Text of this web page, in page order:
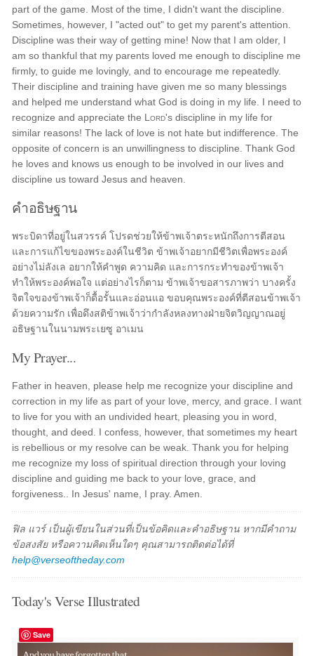
part of the game. Most of the time, I didn't want the discipline.
Sometimes, however, I "acted out" to get my parent's attention.
Discipline was their way of getting mine! Now that I am older, I
am so thankful that my parents loved me enough to discipline me
firmly, to guide me lovingly, and to encourage me repeatedly.
Their discipline and training have given me so many blessings
and helped me understand what God is doing in my life. I need to
recognize and appreciate the Lord's discipline in my life for
similar reasons! The lack of love is not hate but indifference. The
opposite of concern is an unwillingness to discipline. Thank God
he loves and knows us enough to be involved in our lives and
discipline us toward Jesus and heaven.
คำอธิษฐาน
พระบิดาที่อยู่ในสวรรค์ โปรดช่วยให้ข้าพเจ้าตระหนักถึงการตีสอน
และการแก้ไขของพระองค์ในชีวิต ข้าพเจ้าอยากมีชีวิตเพื่อพระองค์
อย่างไม่ลังเล อยากให้คำพูด ความคิด และการกระทำของข้าพเจ้า
ทำให้พระองค์พอใจ แต่อย่างไรก็ตาม ข้าพเจ้าขอสารภาพว่า บางครั้ง
จิตใจของข้าพเจ้าก็ดื้อรั้นและอ่อนแอ ขอบคุณพระองค์ที่ตีสอนข้าพเจ้า
ด้วยความรัก เพื่อดึงสติข้าพเจ้าว่ากำลังหลงทางฝ่ายจิตวิญญาณอยู่
อธิษฐานในนามพระเยซู อาเมน
My Prayer...
Father in heaven, please help me recognize your discipline and
correction in my life as part of your love, mercy, and grace. I want
to live for you with an undivided heart, pleasing you in word,
thought, and deed. I confess, however, that sometimes my heart
is rebellious or my resolve can be weak. Thank you for helping
me recognize my loss of spiritual direction through your loving
discipline and guiding me back to your love, grace, and
forgiveness.. In Jesus' name, I pray. Amen.
ฟิล แวร์ เป็นผู้เขียนในส่วนที่เป็นข้อคิดและคำอธิษฐาน หากมีคำถาม
ข้อสงสัย หรือความคิดเห็นใดๆ คุณสามารถติดต่อได้ที่
help@verseoftheday.com
Today's Verse Illustrated
Save